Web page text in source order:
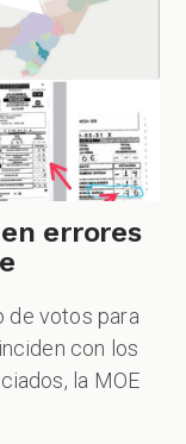
errores
de votos para
con los
la MOE